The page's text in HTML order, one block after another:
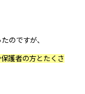
のですが、
護者の方とたくさ